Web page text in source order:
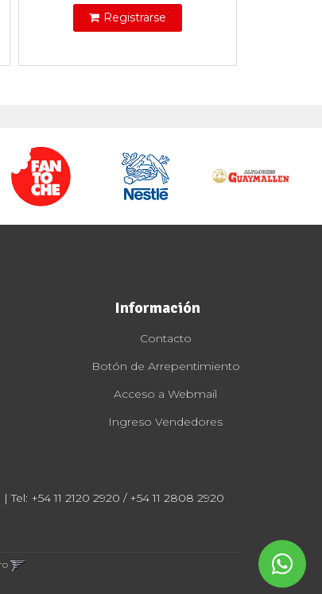
Registrarse
Información
Contacto
Botón de Arrepentimiento
Acceso a Webmail
Ingreso Vendedores
Tel: +54 11 2120 2920 / +54 11 2808 2920